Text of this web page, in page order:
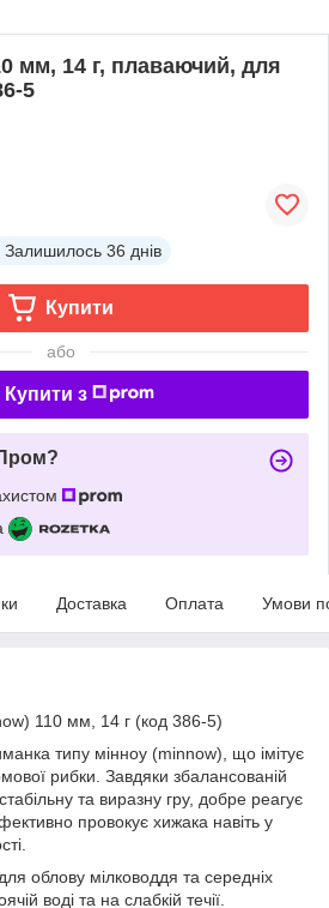
мм, 14 г, плаваючий, для
5
Залишилось 36 днів
Купити
або
Купити з
Доставка Оплата Умови
110 мм, 14 г (код 386-5)
типу мінноу (minnow), що імітує
рибки. Завдяки збалансованій
та виразну гру, добре реагує
провокує хижака навіть у
облову мілководдя та середніх
воді та на слабкій течії.